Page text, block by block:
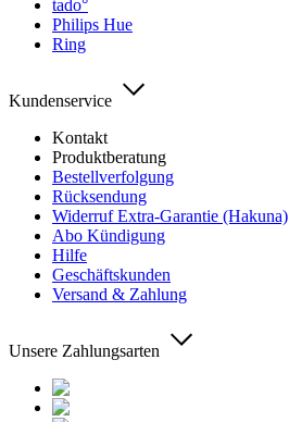
tado°
Philips Hue
Ring
Kundenservice
Kontakt
Produktberatung
Bestellverfolgung
Rücksendung
Widerruf Extra-Garantie (Hakuna)
Abo Kündigung
Hilfe
Geschäftskunden
Versand & Zahlung
Unsere Zahlungsarten